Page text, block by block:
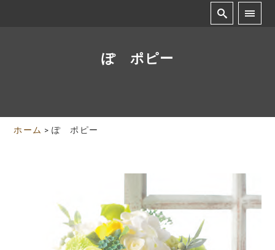
ぽ ポピー
ホーム >ぽ ポピー